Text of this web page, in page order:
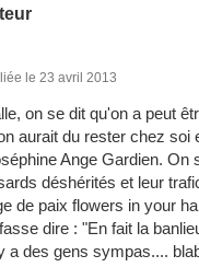
le 23 avril 2013
on se dit qu'on a peut
aurait du rester chez soi
Ange Gardien. On
déshérités et leur
de paix flowers in your
dire : "En fait la
a des gens sympas....